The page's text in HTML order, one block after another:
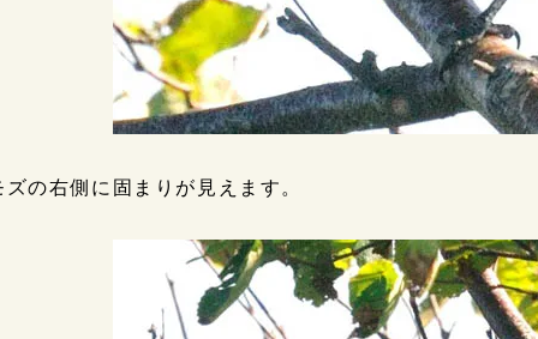
ズの右側に固まりが見えます。